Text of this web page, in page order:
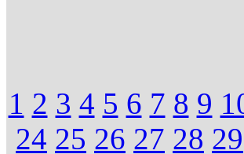
1 2 3 4 5 6 7 8 9
24 25 26 27 28 29